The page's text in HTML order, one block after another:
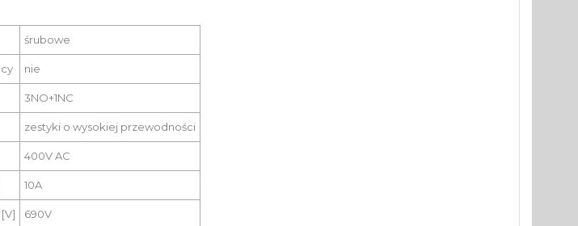
śrubowe
nie
3NO+1NC
zestyki o wysokiej przewodności
400V AC
10A
690V